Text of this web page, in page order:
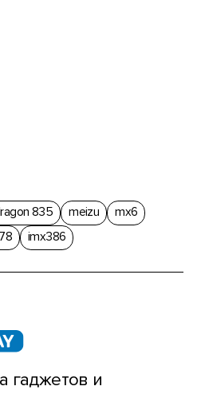
835 meizu
mx6
imx386
гаджетов и